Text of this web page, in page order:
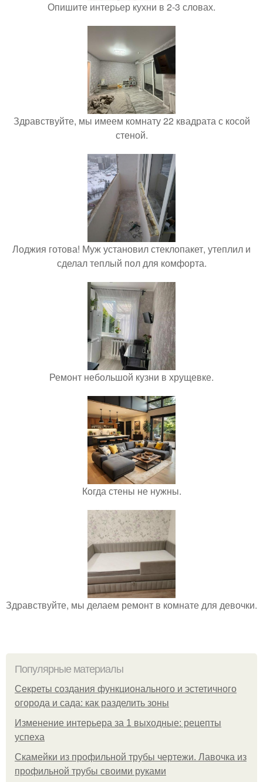
Опишите интерьер кухни в 2-3 словах.
Здравствуйте, мы имеем комнату 22 квадрата с косой
стеной.
Лоджия готова! Муж установил стеклопакет, утеплил и
сделал теплый пол для комфорта.
Ремонт небольшой кузни в хрущевке.
Когда стены не нужны.
Здравствуйте, мы делаем ремонт в комнате для девочки.
Популярные материалы
Секреты создания функционального и эстетичного
огорода и сада: как разделить зоны
Изменение интерьера за 1 выходные: рецепты
успеха
Скамейки из профильной трубы чертежи. Лавочка из
профильной трубы своими руками